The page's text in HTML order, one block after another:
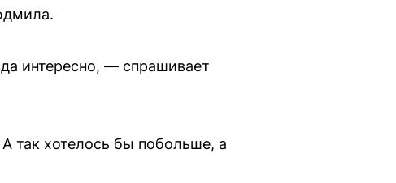
интересно, — спрашивает
хотелось бы побольше, а